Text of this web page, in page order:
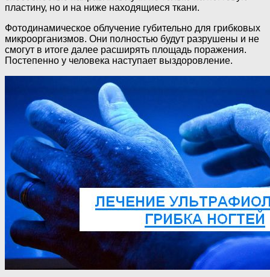
пластину, но и на ниже находящиеся ткани.
Фотодинамическое облучение губительно для грибковых
микроорганизмов. Они полностью будут разрушены и не
смогут в итоге далее расширять площадь поражения.
Постепенно у человека наступает выздоровление.